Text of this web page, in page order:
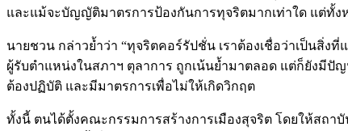
และแม้จะบัญญัติมาตรการป้องกันการทุจริตมากเท่าใด แต่ทั้
นายชวน กล่าวย้ำว่า “ทุจริตคอร์รัปชั่น เราต้องเชื่อว่าเป็นสิ่ง
ผู้รับตำแหน่งในสภาฯ ตุลาการ ถูกเน้นย้ำมาตลอด แต่ก็ยังมี
ต้องปฏิบัติ และมีมาตรการเพื่อไม่ให้เกิดวิกฤต
ทั้งนี้ ตนได้ตั้งคณะกรรมการสร้างการเมืองสุจริต โดยให้สถ